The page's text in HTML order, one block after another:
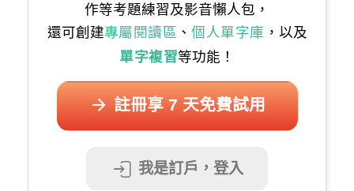
作等考題練習及影音懶人包，
還可創建專屬閱讀區 、 個人單字庫 ，以及
單字複習等功能！
註冊享 7 天免費試用
我是訂戶，登入